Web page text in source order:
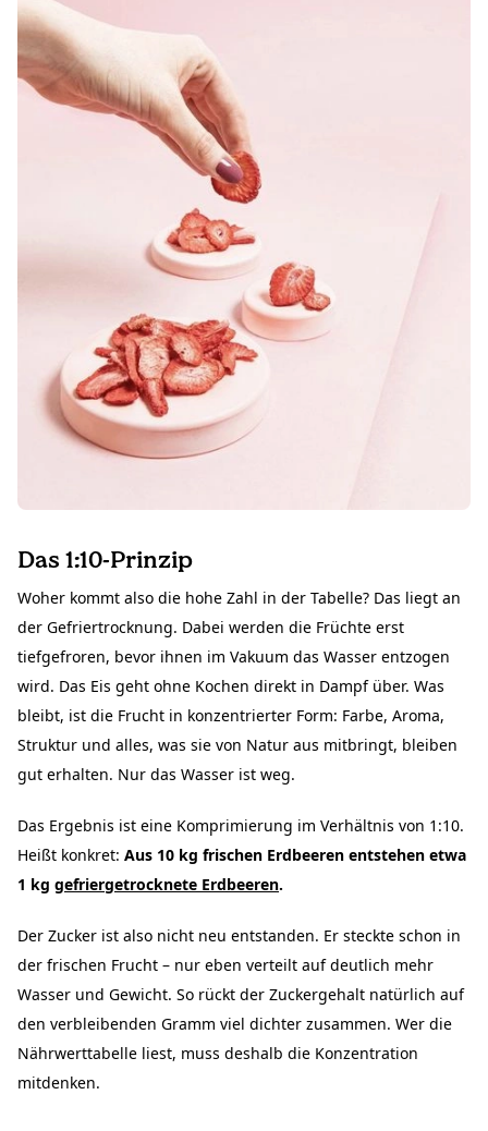
Das 1:10-Prinzip
Woher kommt also die hohe Zahl in der Tabelle? Das liegt an
der Gefriertrocknung. Dabei werden die Früchte erst
tiefgefroren, bevor ihnen im Vakuum das Wasser entzogen
wird. Das Eis geht ohne Kochen direkt in Dampf über. Was
bleibt, ist die Frucht in konzentrierter Form: Farbe, Aroma,
Struktur und alles, was sie von Natur aus mitbringt, bleiben
gut erhalten. Nur das Wasser ist weg.
Das Ergebnis ist eine Komprimierung im Verhältnis von 1:10.
Heißt konkret: Aus 10 kg frischen Erdbeeren entstehen etwa
1 kg gefriergetrocknete Erdbeeren.
Der Zucker ist also nicht neu entstanden. Er steckte schon in
der frischen Frucht – nur eben verteilt auf deutlich mehr
Wasser und Gewicht. So rückt der Zuckergehalt natürlich auf
den verbleibenden Gramm viel dichter zusammen. Wer die
Nährwerttabelle liest, muss deshalb die Konzentration
mitdenken.